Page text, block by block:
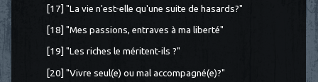
[17] "La vie n'est-elle qu'une suite de hasards?"
[18] "Mes passions, entraves à ma liberté"
[19] "Les riches le méritent-ils ?"
[20] "Vivre seul(e) ou mal accompagné(e)?"